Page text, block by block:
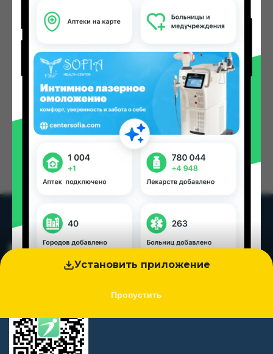
Установить приложение
Пропустить
Возможно она удалена или перенесена
На главную